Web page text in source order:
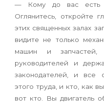
— Кому до вас
Оглянитесь, откройте
этих священных залах
видите не только
машин и запчастей,
руководителей и
законодателей, и все
этого труда, и кто, как
вот кто. Вы двигатель